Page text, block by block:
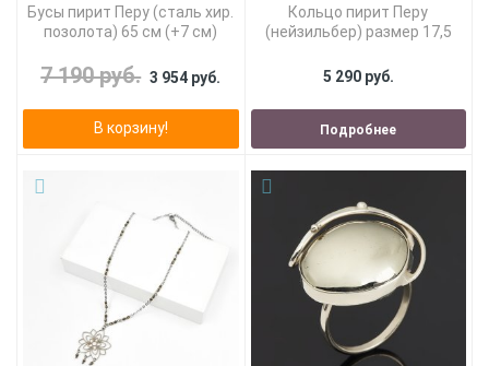
Бусы пирит Перу (сталь хир.
позолота) 65 см (+7 см)
7 190 руб. 3 954 руб.
В корзину!
Кольцо пирит Перу
(нейзильбер) размер 17,5
5 290 руб.
Подробнее